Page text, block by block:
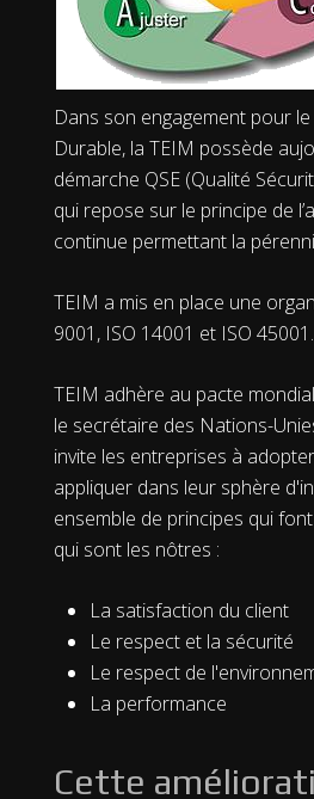
Dans son engagement pour
Durable, la TEIM possède
démarche QSE (Qualité
qui repose sur le principe de
continue permettant la
TEIM a mis en place une
9001, ISO 14001 et ISO 45001.
TEIM adhère au pacte
le secrétaire des Nations-
invite les entreprises à
appliquer dans leur sphère
ensemble de principes qui
qui sont les nôtres :
La satisfaction du client
Le respect et la sécurité
Le respect de
La performance
Cette